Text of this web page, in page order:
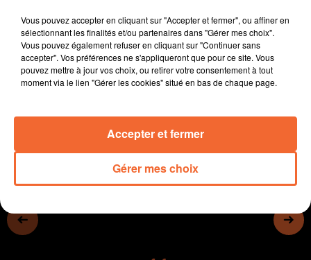
élu vice-pdt de l'agglo2B en charge du tourisme
- Melting potes ce samedi au chateau de Bressuire
(photo)
- Les arts de la rue à l'honneur à Bouillé-Saint-Paul...
Vous pouvez accepter en cliquant sur "Accepter et fermer", ou affiner en
sélectionnant les finalités et/ou partenaires dans "Gérer mes choix".
Vous pouvez également refuser en cliquant sur "Continuer sans
accepter". Vos préférences ne s'appliqueront que pour ce site. Vous
pouvez mettre à jour vos choix, ou retirer votre consentement à tout
moment via le lien "Gérer les cookies" situé en bas de chaque page.
Gérer mes choix
Accepter et fermer